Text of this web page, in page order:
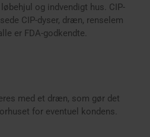
og indvendigt hus. CIP-
CIP-dyser, dræn, renselem
er FDA-godkendte.
med et dræn, som gør det
for eventuel kondens.